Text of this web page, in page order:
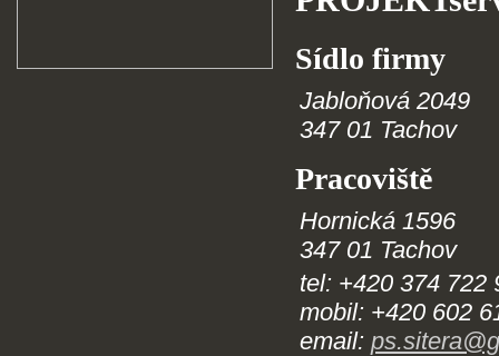
Sídlo firmy
Jabloňová 2049
347 01 Tachov
Pracoviště
Hornická 1596
347 01 Tachov
tel: +420 374 722
mobil: +420 602
email: